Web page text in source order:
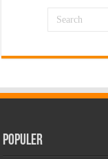
Populer